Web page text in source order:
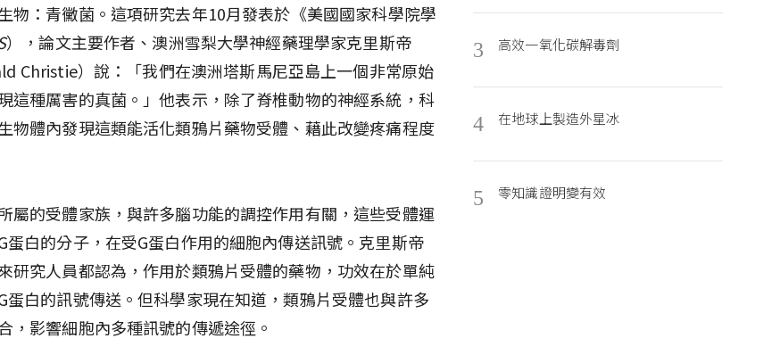
物：青黴菌。這項研究去年10月發表於《美國國家科學院學
），論文主要作者、澳洲雪梨大學神經藥理學家克里斯帝
Christie）說：「我們在澳洲塔斯馬尼亞島上一個非常原始
這種厲害的真菌。」他表示，除了脊椎動物的神經系統，科
物體內發現這類能活化類鴉片藥物受體、藉此改變疼痛程度
屬的受體家族，與許多腦功能的調控作用有關，這些受體運
蛋白的分子，在受G蛋白作用的細胞內傳送訊號。克里斯帝
研究人員都認為，作用於類鴉片受體的藥物，功效在於單純
蛋白的訊號傳送。但科學家現在知道，類鴉片受體也與許多
，影響細胞內多種訊號的傳遞途徑。
3 高效一氧化碳解毒劑
4 在地球上製造外星冰
5 零知識證明變有效